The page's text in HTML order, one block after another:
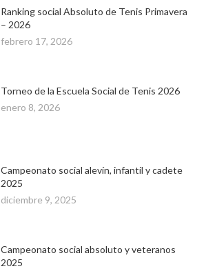
Ranking social Absoluto de Tenis Primavera
– 2026
febrero 17, 2026
Torneo de la Escuela Social de Tenis 2026
enero 8, 2026
Campeonato social alevín, infantil y cadete
2025
diciembre 9, 2025
Campeonato social absoluto y veteranos
2025